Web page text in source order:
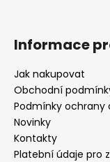
Informace
Jak nakupovat
Obchodní
Podmínky ochrany
Novinky
Kontakty
Platební údaje pro